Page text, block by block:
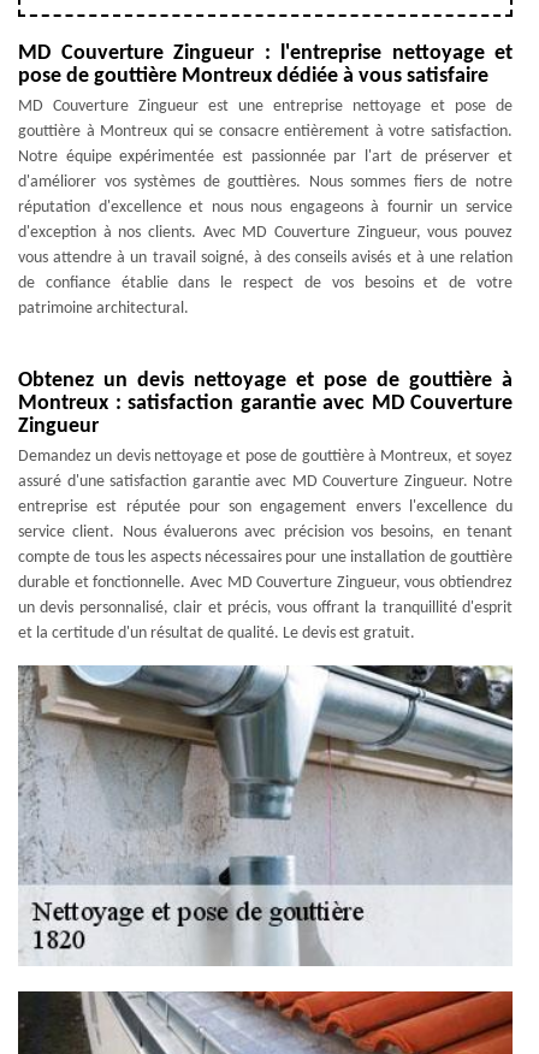
MD Couverture Zingueur : l'entreprise nettoyage et
pose de gouttière Montreux dédiée à vous satisfaire
MD Couverture Zingueur est une entreprise nettoyage et pose de
gouttière à Montreux qui se consacre entièrement à votre satisfaction.
Notre équipe expérimentée est passionnée par l'art de préserver et
d'améliorer vos systèmes de gouttières. Nous sommes fiers de notre
réputation d'excellence et nous nous engageons à fournir un service
d'exception à nos clients. Avec MD Couverture Zingueur, vous pouvez
vous attendre à un travail soigné, à des conseils avisés et à une relation
de confiance établie dans le respect de vos besoins et de votre
patrimoine architectural.
Obtenez un devis nettoyage et pose de gouttière à
Montreux : satisfaction garantie avec MD Couverture
Zingueur
Demandez un devis nettoyage et pose de gouttière à Montreux, et soyez
assuré d'une satisfaction garantie avec MD Couverture Zingueur. Notre
entreprise est réputée pour son engagement envers l'excellence du
service client. Nous évaluerons avec précision vos besoins, en tenant
compte de tous les aspects nécessaires pour une installation de gouttière
durable et fonctionnelle. Avec MD Couverture Zingueur, vous obtiendrez
un devis personnalisé, clair et précis, vous offrant la tranquillité d'esprit
et la certitude d'un résultat de qualité. Le devis est gratuit.